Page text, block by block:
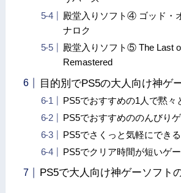
殿堂入りソフト④ ゴッド・
ナロク
殿堂入りソフト⑤ The Last
Remastered
目的別でPS5の大人向け神ゲ
PS5でおすすめの1人で黙々
PS5でおすすめののんびり
PS5でさくっと気軽にでき
PS5でクリア時間が短いゲ
PS5で大人向け神ゲーソフト